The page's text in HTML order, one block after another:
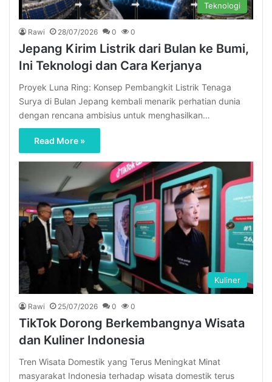
Teknologi
Rawi 28/07/2026 0 0
Jepang Kirim Listrik dari Bulan ke Bumi,
Ini Teknologi dan Cara Kerjanya
Proyek Luna Ring: Konsep Pembangkit Listrik Tenaga
Surya di Bulan Jepang kembali menarik perhatian dunia
dengan rencana ambisius untuk menghasilkan…
Read More »
Kuliner
Rawi 25/07/2026 0 0
TikTok Dorong Berkembangnya Wisata
dan Kuliner Indonesia
Tren Wisata Domestik yang Terus Meningkat Minat
masyarakat Indonesia terhadap wisata domestik terus